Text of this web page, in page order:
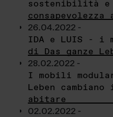
sostenibilità
consapevolezza
26.04.2022 -
IDA e LUIS - i
di Das ganze
28.02.2022 -
I mobili
Leben
abitare
02.02.2022 -